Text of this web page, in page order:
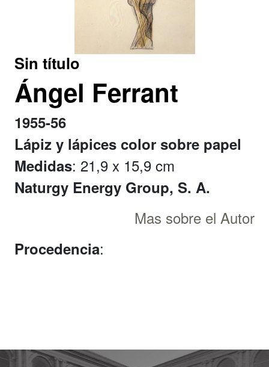
Sin título
Ángel Ferrant
1955-56
Lápiz y lápices color sobre papel
Medidas: 21,9 x 15,9 cm
Naturgy Energy Group, S. A.
Mas sobre el Autor
Procedencia: